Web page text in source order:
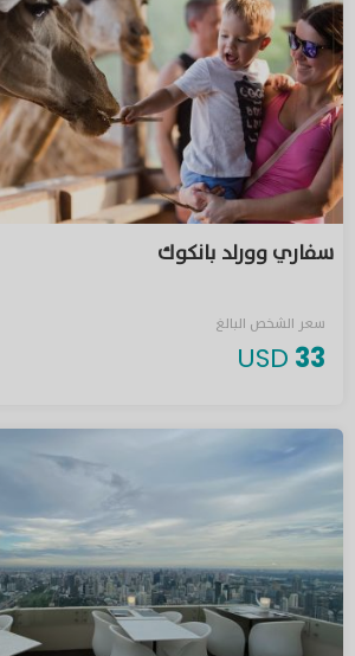
سفاري وورلد بانكوك
سعر الشخص البالغ
33
USD